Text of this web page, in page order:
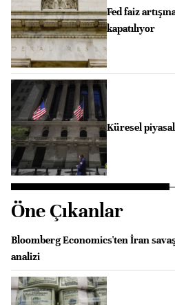
Fed faiz
kapatılıyor
Küresel
Öne Çıkanlar
Bloomberg Economics'ten İran
analizi